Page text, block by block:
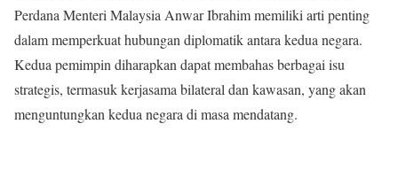
Perdana Menteri Malaysia Anwar Ibrahim memiliki arti penting
dalam memperkuat hubungan diplomatik antara kedua negara.
Kedua pemimpin diharapkan dapat membahas berbagai isu
strategis, termasuk kerjasama bilateral dan kawasan, yang akan
menguntungkan kedua negara di masa mendatang.